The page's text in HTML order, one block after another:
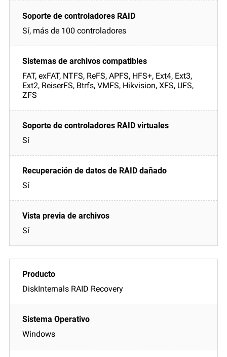
Sí, más de 100 controladores
FAT, exFAT, NTFS, ReFS, APFS, HFS+, Ext4, Ext3,
Ext2, ReiserFS, Btrfs, VMFS, Hikvision, XFS, UFS,
ZFS
Sí
Sí
Sí
DiskInternals RAID Recovery
Windows